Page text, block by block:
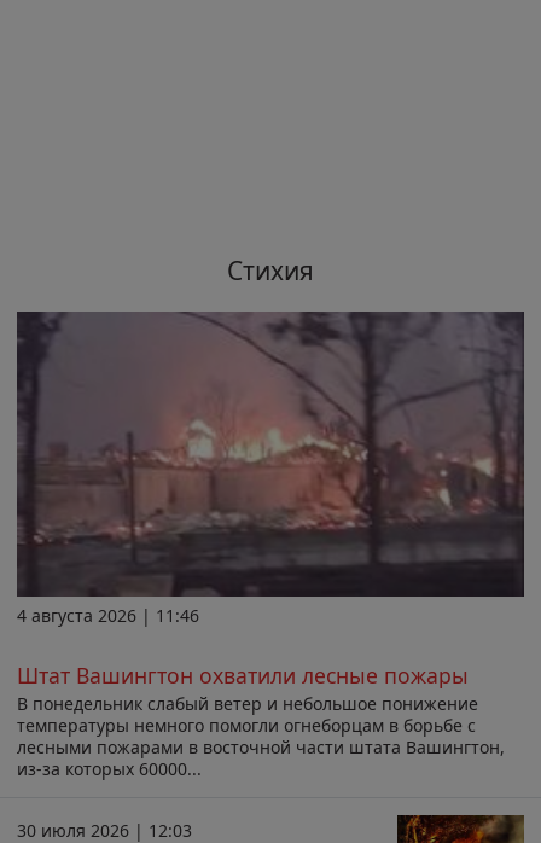
Стихия
4 августа 2026 | 11:46
Штат Вашингтон охватили лесные пожары
В понедельник слабый ветер и небольшое понижение
температуры немного помогли огнеборцам в борьбе с
лесными пожарами в восточной части штата Вашингтон,
из-за которых 60000...
30 июля 2026 | 12:03